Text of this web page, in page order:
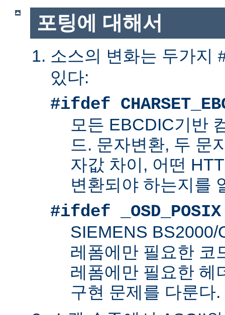
포팅에 대해서
소스의 변화는 두가지
있다:
#ifdef
모든 EBCDIC기반
드. 문자변환, 두 문
자값 차이, 어떤
변환되야 하는지를
#ifdef _OSD_POSIX
SIEMENS BS2000/
레폼에만 필요한 코
레폼에만 필요한 헤
구현 문제를 다룬다.